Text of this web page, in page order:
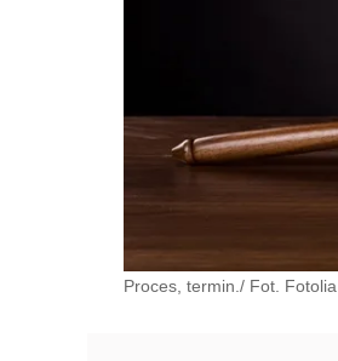
Proces, termin./ Fot. Fotolia